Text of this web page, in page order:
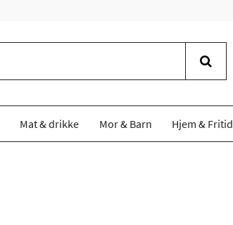
Mat & drikke Mor & Barn Hjem & Fritid